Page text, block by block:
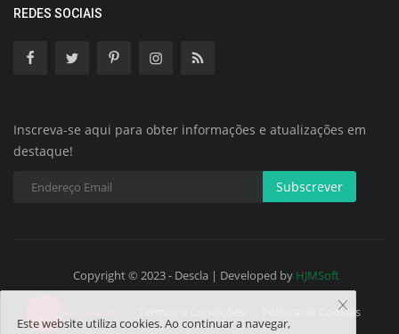
REDES SOCIAIS
Inscreva-se aqui para obter informações e atualizações em
destaque!
Subscrever
Copyright © 2023 - Descla | Developed by HJMSoft
Política de Cookies
Este website utiliza cookies. Ao continuar a navegar,